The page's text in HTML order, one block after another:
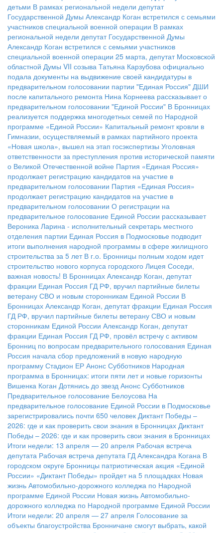
детьми В рамках региональной недели депутат
Государственной Думы Александр Коган встретился с семьями
участников специальной военной операции В рамках
региональной недели депутат Государственной Думы
Александр Коган встретился с семьями участников
специальной военной операции 25 марта, депутат Московской
областной Думы VII созыва Татьяна Карзубова официально
подала документы на выдвижение своей кандидатуры в
предварительном голосовании партии "Единая Россия" ДШИ
после капитального ремонта Нина Корнеева рассказывает о
предварительном голосовании "Единой России" В Бронницах
реализуется поддержка многодетных семей по Народной
программе «Единой России» Капитальный ремонт кровли в
Гимназии, осуществляемый в рамках партийного проекта
«Новая школа», вышел на этап госэкспертизы Уголовная
ответственности за преступления против исторической памяти
о Великой Отечественной войне Партия «Единая Россия»
продолжает регистрацию кандидатов на участие в
предварительном голосовании Партия «Единая Россия»
продолжает регистрацию кандидатов на участие в
предварительном голосовании О регистрации на
предварительное голосование Единой России рассказывает
Вероника Ларина - исполнительный секретарь местного
отделения партии Единая Россия в Подмосковье подводит
итоги выполнения народной программы в сфере жилищного
строительства за 5 лет В г.о. Бронницы полным ходом идет
строительство нового корпуса городского Лицея Соседи,
важная новость! В Бронницах Александр Коган, депутат
фракции Единая Россия ГД РФ, вручил партийные билеты
ветерану СВО и новым сторонникам Единой России В
Бронницах Александр Коган, депутат фракции Единая Россия
ГД РФ, вручил партийные билеты ветерану СВО и новым
сторонникам Единой России Александр Коган, депутат
фракции Единая Россия ГД РФ, провёл встречу с активом
Бронниц по вопросам предварительного голосования Единая
Россия начала сбор предложений в новую народную
программу Стадион ЕР Анонс Субботников Народная
программа в Бронницах: итоги пяти лет и новые горизонты
Вишенка Коган Дотянись до звезд Анонс Субботников
Предварительное голосование Белоусова На
предварительное голосование Единой России в Подмосковье
зарегистрировались почти 650 человек Диктант Победы –
2026: где и как проверить свои знания в Бронницах Диктант
Победы – 2026: где и как проверить свои знания в Бронницах
Итоги недели: 13 апреля — 20 апреля Рабочая встреча
депутата Рабочая встреча депутата ГД Александра Когана В
городском округе Бронницы патриотическая акция «Единой
России» «Диктант Победы» пройдет на 5 площадках Новая
жизнь Автомобильно-дорожного колледжа по Народной
программе Единой России Новая жизнь Автомобильно-
дорожного колледжа по Народной программе Единой России
Итоги недели: 20 апреля — 27 апреля Голосование за
объекты благоустройства Бронничане смогут выбрать, какой